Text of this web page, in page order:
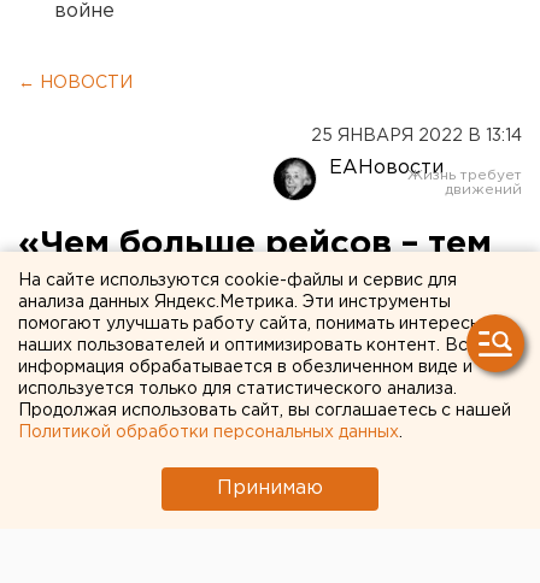
войне
← НОВОСТИ
25 ЯНВАРЯ 2022 В 13:14
ЕАНовости
«Чем больше рейсов – тем
больше нарушений»:
прокуратура
прокомментировала
непунктуальность
«Уральских авиалиний»
На сайте используются cookie-файлы и сервис для
анализа данных Яндекс.Метрика. Эти инструменты
помогают улучшать работу сайта, понимать интересы
наших пользователей и оптимизировать контент. Вся
информация обрабатывается в обезличенном виде и
используется только для статистического анализа.
Продолжая использовать сайт, вы соглашаетесь с нашей
Политикой обработки персональных данных
Принимаю